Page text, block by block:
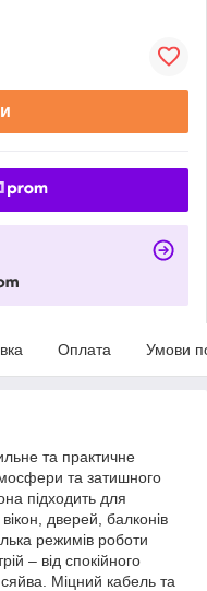
Оплата Умови
та практичне
та затишного
підходить для
дверей, балконів
режимів роботи
– від спокійного
Міцний кабель та